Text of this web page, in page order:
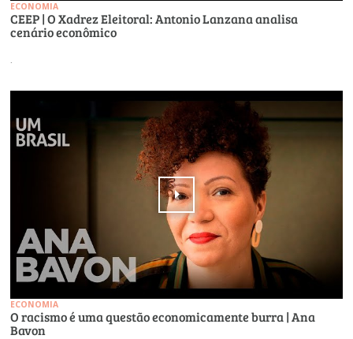
ECONOMIA
CEEP | O Xadrez Eleitoral: Antonio Lanzana analisa
cenário econômico
.
ECONOMIA
O racismo é uma questão economicamente burra | Ana
Bavon